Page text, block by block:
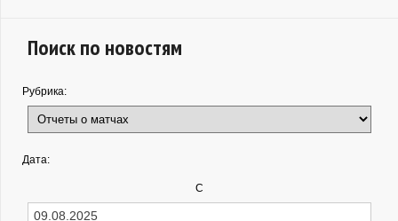
Поиск по новостям
Рубрика:
Дата:
С